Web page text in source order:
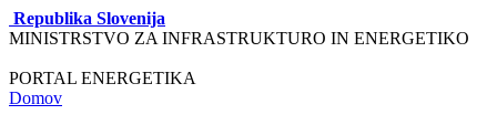
Republika Slovenija
MINISTRSTVO ZA INFRASTRUKTURO IN ENERGETIKO
PORTAL ENERGETIKA
Domov